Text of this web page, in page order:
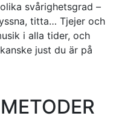
svårighetsgrad –
titta… Tjejer och
i alla tider, och
just du är på